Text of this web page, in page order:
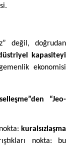
değil, doğrudan
kapasiteyi
ekonomisi
“Jeo-
kuralsızlaşma
nokta: bu